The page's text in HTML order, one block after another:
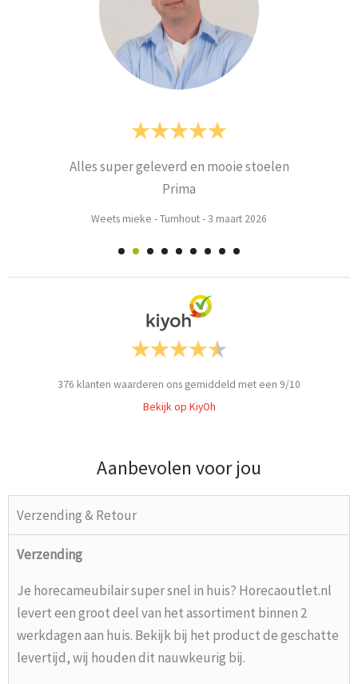
Alles super geleverd en mooie stoelen
Prima
Weets mieke -Turnhout- 3 maart 2026
376 klanten waarderen ons gemiddeld met een 9/10
Bekijk op KiyOh
Aanbevolen voor jou
Verzending & Retour
Verzending
Je horecameubilair super snel in huis? Horecaoutlet.nl
levert een groot deel van het assortiment binnen 2
werkdagen aan huis. Bekijk bij het product de geschatte
levertijd, wij houden dit nauwkeurig bij.